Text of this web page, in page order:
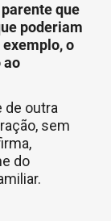
que
poderiam
o
ao
de outra
sem
do